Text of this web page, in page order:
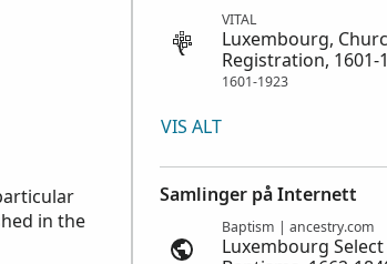
in the
VITAL
Luxembourg,
Registration, 1601-
1601-1923
VIS ALT
Samlinger på Internett
Baptism | ancestry.com
Luxembourg